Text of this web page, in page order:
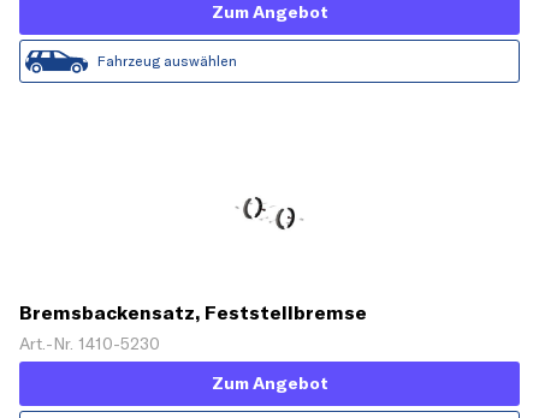
Zum Angebot
Fahrzeug auswählen
Bremsbackensatz, Feststellbremse
Art.-Nr. 1410-5230
Zum Angebot